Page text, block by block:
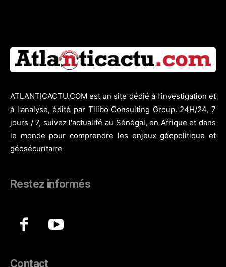
ATLANTICACTU.COM est un site dédié à l’investigation et
à l'analyse, édité par Tilibo Consulting Group. 24H/24, 7
jours / 7, suivez l'actualité au Sénégal, en Afrique et dans
le monde pour comprendre les enjeux géopolitique et
géosécuritaire
Restez informés
Contact